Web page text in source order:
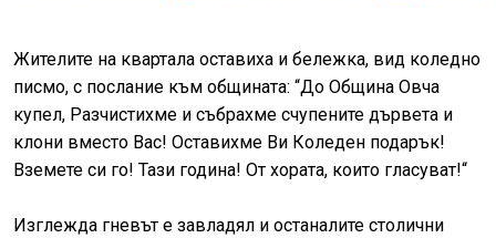
Жителите на квартала оставиха и бележка, вид коледно
писмо, с послание към общината: “До Община Овча
купел, Разчистихме и събрахме счупените дървета и
клони вместо Вас! Оставихме Ви Коледен подарък!
Вземете си го! Тази година! От хората, които гласуват!“
Изглежда гневът е завладял и останалите столични